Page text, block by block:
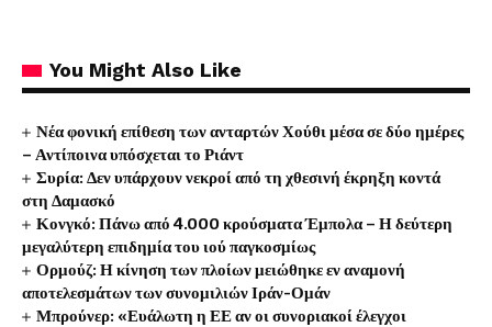
You Might Also Like
Νέα φονική επίθεση των ανταρτών Χούθι μέσα σε δύο ημέρες
– Αντίποινα υπόσχεται το Ριάντ
Συρία: Δεν υπάρχουν νεκροί από τη χθεσινή έκρηξη κοντά
στη Δαμασκό
Κονγκό: Πάνω από 4.000 κρούσματα Έμπολα – Η δεύτερη
μεγαλύτερη επιδημία του ιού παγκοσμίως
Ορμούζ: Η κίνηση των πλοίων μειώθηκε εν αναμονή
αποτελεσμάτων των συνομιλιών Ιράν-Ομάν
Μπρούνερ: «Ευάλωτη η ΕΕ αν οι συνοριακοί έλεγχοι